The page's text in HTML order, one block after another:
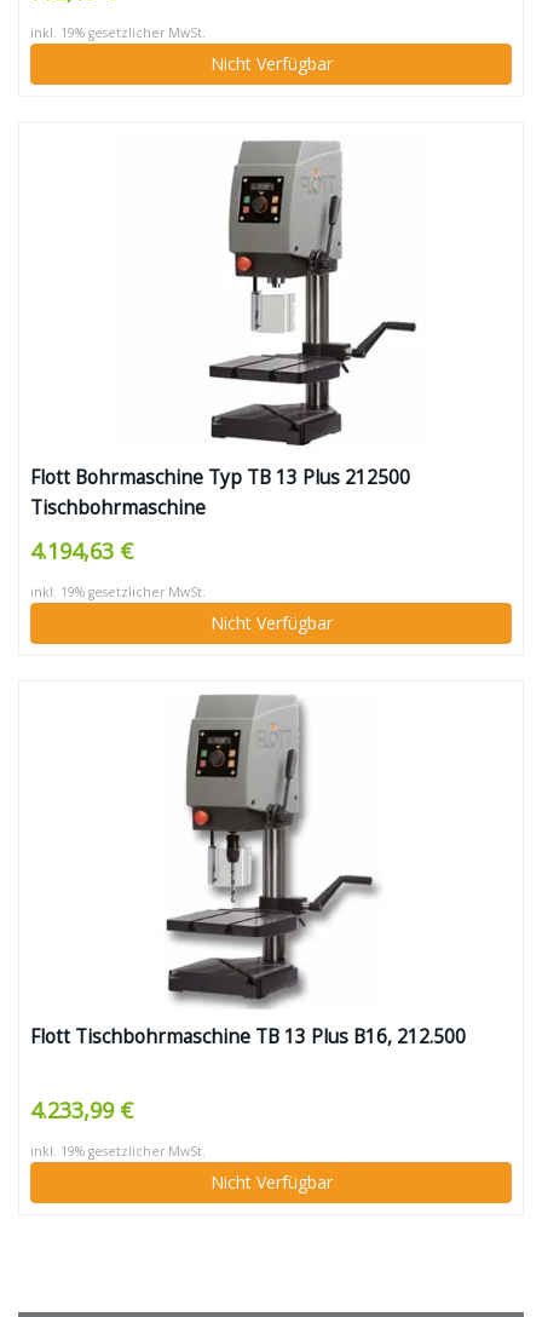
Pinolenhub 80 mm, Aufnahme MK 2)
inkl. 19% gesetzlicher MwSt.
Nicht Verfügbar
Flott Bohrmaschine Typ TB 13 Plus 212500
Tischbohrmaschine
4.194,63 €
inkl. 19% gesetzlicher MwSt.
Nicht Verfügbar
Flott Tischbohrmaschine TB 13 Plus B16, 212.500
4.233,99 €
inkl. 19% gesetzlicher MwSt.
Nicht Verfügbar